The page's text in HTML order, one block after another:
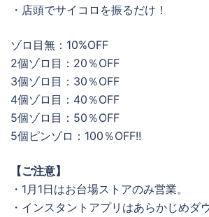
・店頭でサイコロを振るだけ！
ゾロ目無：10%OFF
2個ゾロ目：20％OFF
3個ゾロ目：30％OFF
4個ゾロ目：40％OFF
5個ゾロ目：50％OFF
5個ピンゾロ：100％OFF!!
【ご注意】
・1月1日はお台場ストアのみ営業。
・インスタントアプリはあらかじめダ